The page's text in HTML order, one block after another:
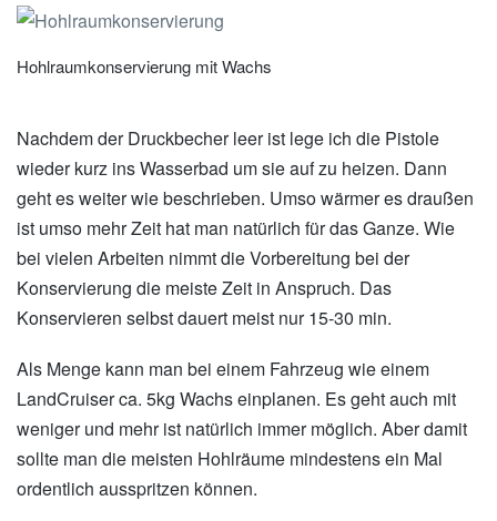
Hohlraumkonservierung mit Wachs
Nachdem der Druckbecher leer ist lege ich die Pistole
wieder kurz ins Wasserbad um sie auf zu heizen. Dann
geht es weiter wie beschrieben. Umso wärmer es draußen
ist umso mehr Zeit hat man natürlich für das Ganze. Wie
bei vielen Arbeiten nimmt die Vorbereitung bei der
Konservierung die meiste Zeit in Anspruch. Das
Konservieren selbst dauert meist nur 15-30 min.
Als Menge kann man bei einem Fahrzeug wie einem
LandCruiser ca. 5kg Wachs einplanen. Es geht auch mit
weniger und mehr ist natürlich immer möglich. Aber damit
sollte man die meisten Hohlräume mindestens ein Mal
ordentlich ausspritzen können.